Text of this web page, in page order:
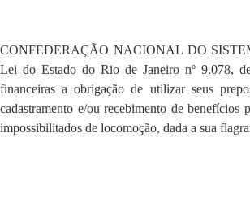
CONFEDERAÇÃO NACIONAL DO
Lei do Estado do Rio de Janeiro nº 9.078,
financeiras a obrigação de utilizar seus
cadastramento e/ou recebimento de
impossibilitados de locomoção, dada a sua